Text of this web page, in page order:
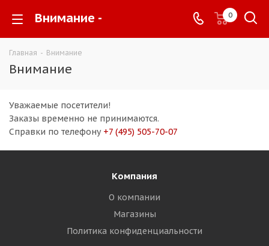
Внимание - 0
Главная - Внимание
Внимание
Уважаемые посетители!
Заказы временно не принимаются.
Справки по телефону +7 (495) 505-70-07
Компания
О компании
Магазины
Политика конфиденциальности